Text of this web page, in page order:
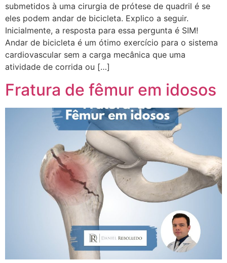
submetidos à uma cirurgia de prótese de quadril é se
eles podem andar de bicicleta. Explico a seguir.
Inicialmente, a resposta para essa pergunta é SIM!
Andar de bicicleta é um ótimo exercício para o sistema
cardiovascular sem a carga mecânica que uma
atividade de corrida ou […]
Fratura de fêmur em idosos